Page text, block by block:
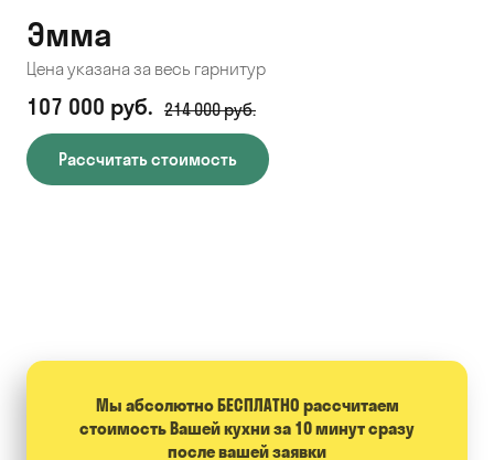
Эмма
Цена указана за весь гарнитур
107 000 руб. 214 000 руб.
Рассчитать стоимость
Мы абсолютно БЕСПЛАТНО расcчитаем
стоимость Вашей кухни за 10 минут сразу
после вашей заявки